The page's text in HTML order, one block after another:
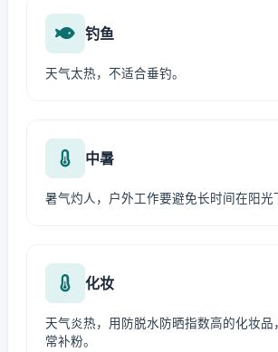
钓鱼
天气太热，不适合垂钓。
中暑
暑气灼人，户外工作要避免长时间在阳光
化妆
天气炎热，用防脱水防晒指数高的化妆品
常补粉。